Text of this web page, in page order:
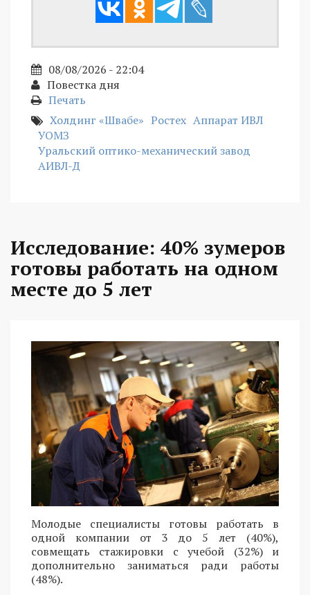
08/08/2026 - 22:04
Повестка дня
Печать
Холдинг «Швабе» Ростех Аппарат ИВЛ
УОМЗ
Уральский оптико-механический завод
АИВЛ-Д
Исследование: 40% зумеров
готовы работать на одном
месте до 5 лет
Молодые специалисты готовы работать в
одной компании от 3 до 5 лет (40%),
совмещать стажировки с учебой (32%) и
дополнительно заниматься ради работы
(48%).